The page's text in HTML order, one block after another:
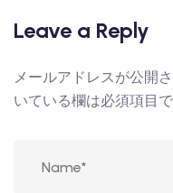
Leave a Reply
メールアドレスが公開
いている欄は必須項目